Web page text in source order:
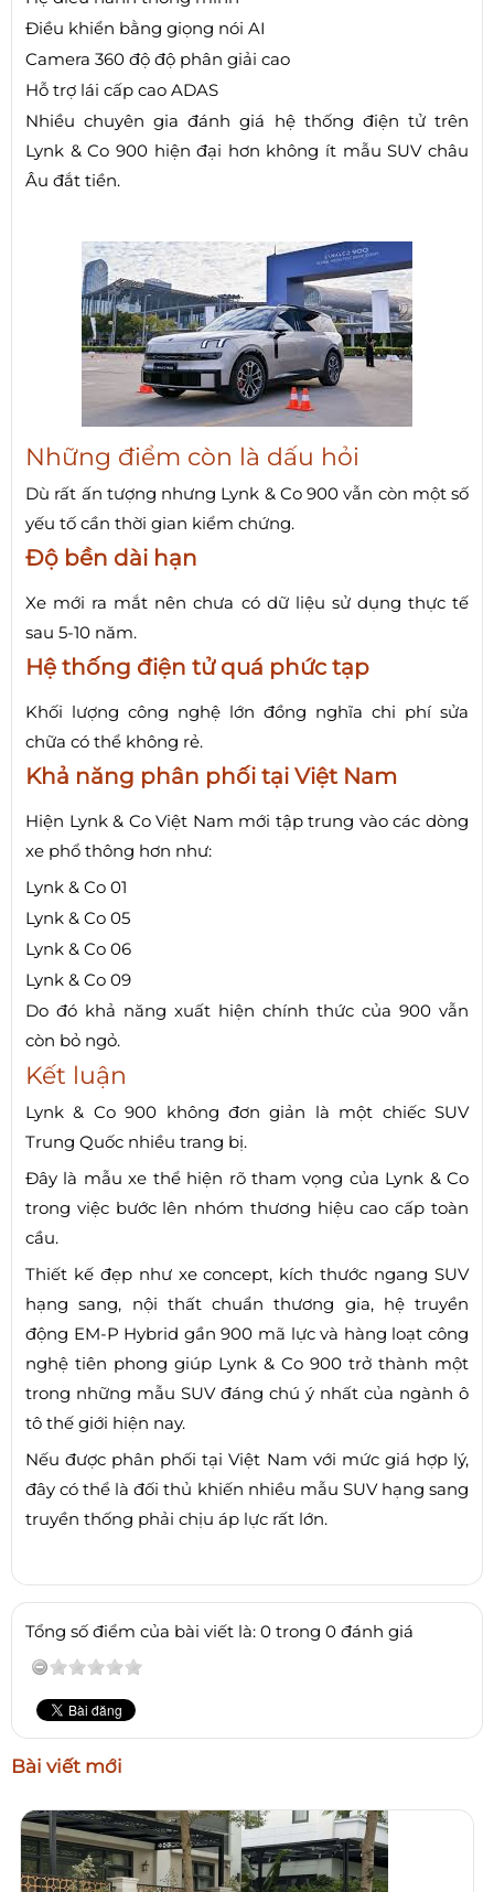
Điều khiển bằng giọng nói AI
Camera 360 độ độ phân giải cao
Hỗ trợ lái cấp cao ADAS
Nhiều chuyên gia đánh giá hệ thống điện tử trên
Lynk & Co 900 hiện đại hơn không ít mẫu SUV châu
Âu đắt tiền.
Những điểm còn là dấu hỏi
Dù rất ấn tượng nhưng Lynk & Co 900 vẫn còn một số
yếu tố cần thời gian kiểm chứng.
Độ bền dài hạn
Xe mới ra mắt nên chưa có dữ liệu sử dụng thực tế
sau 5-10 năm.
Hệ thống điện tử quá phức tạp
Khối lượng công nghệ lớn đồng nghĩa chi phí sửa
chữa có thể không rẻ.
Khả năng phân phối tại Việt Nam
Hiện Lynk & Co Việt Nam mới tập trung vào các dòng
xe phổ thông hơn như:
Lynk & Co 01
Lynk & Co 05
Lynk & Co 06
Lynk & Co 09
Do đó khả năng xuất hiện chính thức của 900 vẫn
còn bỏ ngỏ.
Kết luận
Lynk & Co 900 không đơn giản là một chiếc SUV
Trung Quốc nhiều trang bị.
Đây là mẫu xe thể hiện rõ tham vọng của Lynk & Co
trong việc bước lên nhóm thương hiệu cao cấp toàn
cầu.
Thiết kế đẹp như xe concept, kích thước ngang SUV
hạng sang, nội thất chuẩn thương gia, hệ truyền
động EM-P Hybrid gần 900 mã lực và hàng loạt công
nghệ tiên phong giúp Lynk & Co 900 trở thành một
trong những mẫu SUV đáng chú ý nhất của ngành ô
tô thế giới hiện nay.
Nếu được phân phối tại Việt Nam với mức giá hợp lý,
đây có thể là đối thủ khiến nhiều mẫu SUV hạng sang
truyền thống phải chịu áp lực rất lớn.
Tổng số điểm của bài viết là: 0 trong 0 đánh giá
Bài viết mới